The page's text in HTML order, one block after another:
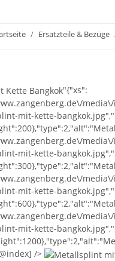
Ersatzteile & Bezüge
"{"xs":
mit-kette-
mit-kette-
mit-kette-
mit-kette-
/>